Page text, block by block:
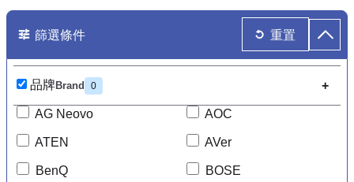
篩選條件 重置
品牌Brand 0
AG Neovo AOC
ATEN AVer
BenQ BOSE